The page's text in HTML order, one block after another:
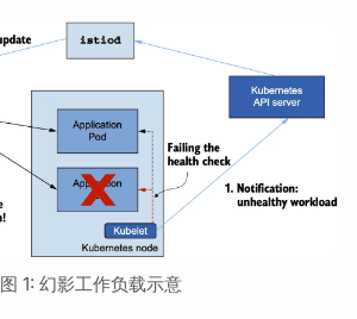
图 1: 幻影工作负载示意